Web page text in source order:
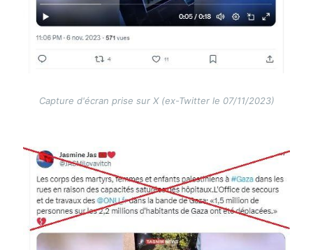
Capture d'écran prise sur X (ex-Twitter le 07/11/2023)
Image